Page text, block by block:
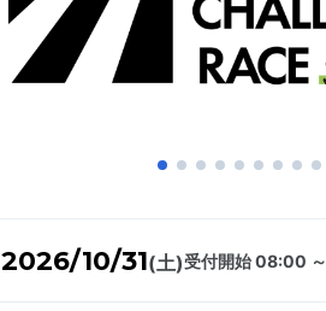
2026/10/31(土)受付開始 08:00 ～